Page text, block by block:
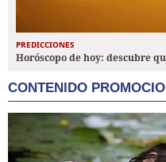
PREDICCIONES
Horóscopo de hoy: descubre
CONTENIDO